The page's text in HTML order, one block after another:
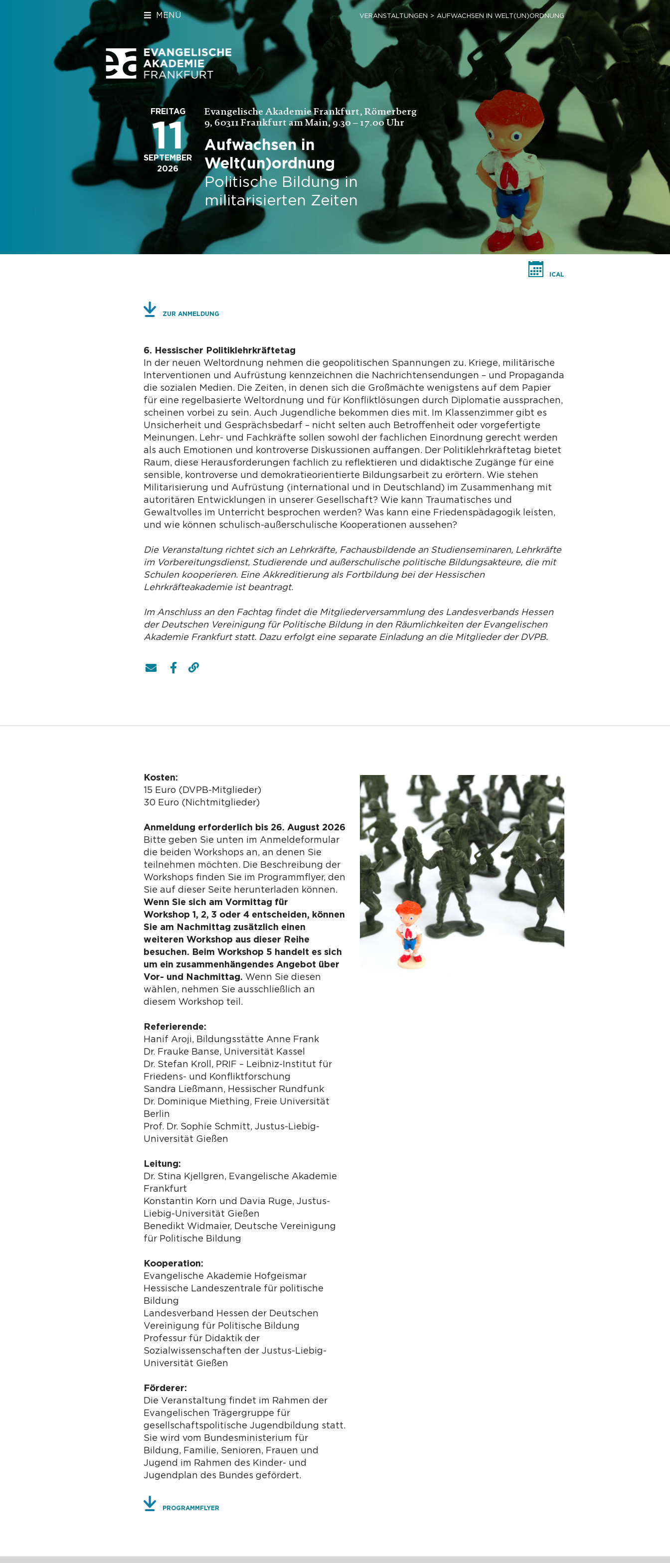
MENÜ VERANSTALTUNGEN AUFWACHSEN IN WELT(UN)ORDNUNG
FREITAG
11
SEPTEMBER
2026
Evangelische Akademie Frankfurt, Römerberg
9, 60311 Frankfurt am Main, 9.30 – 17.00 Uhr
Aufwachsen in
Welt(un)ordnung
Politische Bildung in
militarisierten Zeiten
ICAL
ZUR ANMELDUNG
6. Hessischer Politiklehrkräftetag
In der neuen Weltordnung nehmen die geopolitischen Spannungen zu. Kriege, militärische
Interventionen und Aufrüstung kennzeichnen die Nachrichtensendungen – und Propaganda
die sozialen Medien. Die Zeiten, in denen sich die Großmächte wenigstens auf dem Papier
für eine regelbasierte Weltordnung und für Konfliktlösungen durch Diplomatie aussprachen,
scheinen vorbei zu sein. Auch Jugendliche bekommen dies mit. Im Klassenzimmer gibt es
Unsicherheit und Gesprächsbedarf – nicht selten auch Betroffenheit oder vorgefertigte
Meinungen. Lehr- und Fachkräfte sollen sowohl der fachlichen Einordnung gerecht werden
als auch Emotionen und kontroverse Diskussionen auffangen. Der Politiklehrkräftetag bietet
Raum, diese Herausforderungen fachlich zu reflektieren und didaktische Zugänge für eine
sensible, kontroverse und demokratieorientierte Bildungsarbeit zu erörtern. Wie stehen
Militarisierung und Aufrüstung (international und in Deutschland) im Zusammenhang mit
autoritären Entwicklungen in unserer Gesellschaft? Wie kann Traumatisches und
Gewaltvolles im Unterricht besprochen werden? Was kann eine Friedenspädagogik leisten,
und wie können schulisch-außerschulische Kooperationen aussehen?
Die Veranstaltung richtet sich an Lehrkräfte, Fachausbildende an Studienseminaren, Lehrkräfte
im Vorbereitungsdienst, ­Studierende und außerschulische politische Bildungsakteure, die mit
Schulen kooperieren. Eine Akkreditierung als Fortbildung bei der Hessischen
Lehrkräfteakademie ist beantragt.
Im Anschluss an den Fachtag findet die Mitgliederversammlung des Landesverbands Hessen
der Deutschen Vereinigung für Politische Bildung in den Räumlichkeiten der Evangelischen
Akademie Frankfurt statt. Dazu erfolgt eine separate Einladung an die Mitglieder der DVPB.
Kosten:
15 Euro (DVPB-Mitglieder)
30 Euro (Nichtmitglieder)
Anmeldung erforderlich bis 26. August 2026
Bitte geben Sie unten im Anmeldeformular
die beiden Workshops an, an denen Sie
teilnehmen möchten. Die Beschreibung der
Workshops finden Sie im Programmflyer, den
Sie auf dieser Seite herunterladen können.
Wenn Sie sich am Vormittag für
Workshop 1, 2, 3 oder 4 entscheiden, können
Sie am Nachmittag zusätzlich einen
weiteren Workshop aus dieser Reihe
besuchen. Beim Workshop 5 handelt es sich
um ein zusammenhängendes Angebot über
Vor- und Nachmittag. Wenn Sie diesen
wählen, nehmen Sie ausschließlich an
diesem Workshop teil.
Referierende:
Hanif Aroji, Bildungsstätte Anne Frank
Dr. Frauke Banse, Universität Kassel
Dr. Stefan Kroll, PRIF – Leibniz-Institut für
Friedens- und Konfliktforschung
Sandra Ließmann, Hessischer Rundfunk
Dr. Dominique Miething, Freie Universität
Berlin
Prof. Dr. Sophie Schmitt, Justus-Liebig-
Universität Gießen
Leitung:
Dr. Stina Kjellgren, Evangelische Akademie
Frankfurt
Konstantin Korn und Davia Ruge, Justus-
Liebig-Universität Gießen
Benedikt Widmaier, Deutsche Vereinigung
für Politische Bildung
Kooperation:
Evangelische Akademie Hofgeismar
Hessische Landeszentrale für politische
Bildung
Landesverband Hessen der Deutschen
Vereinigung für Politische Bildung
Professur für Didaktik der
Sozialwissenschaften der Justus-Liebig-
Universität Gießen
Förderer:
Die Veranstaltung findet im Rahmen der
Evangelischen Trägergruppe für
gesellschaftspolitische Jugendbildung statt.
Sie wird vom Bundesministerium für
Bildung, Familie, Senioren, Frauen und
Jugend im Rahmen des Kinder- und
Jugendplan des Bundes gefördert.
PROGRAMMFLYER